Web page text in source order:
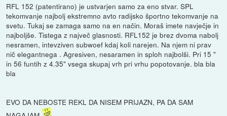
RFL 152 (patentirano) je ustvarjen samo za eno stvar. SPL
tekomvanje najbolj ekstremno avto radijsko športno tekomvanje na
svetu. Tukaj se zamaga samo na en način. Moraš imete navječje in
najboljše. Tistega z največ glasnosti. RFL152 je brez dvoma nabolj
nesramen, intevziven subwoef kdaj koli narejen. Na njem ni prav
nič elegantnega . Agresiven, nesaramen in sploh najbolši. Pri 15 "
in 56 funtih z 4.35" vsega skupaj vrh pri vrhu popotovanje. bla bla
bla
EVO DA NEBOSTE REKL DA NISEM PRIJAZN, PA DA SAM